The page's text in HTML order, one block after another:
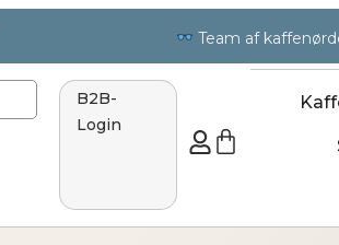
Team af
B2B-
Login